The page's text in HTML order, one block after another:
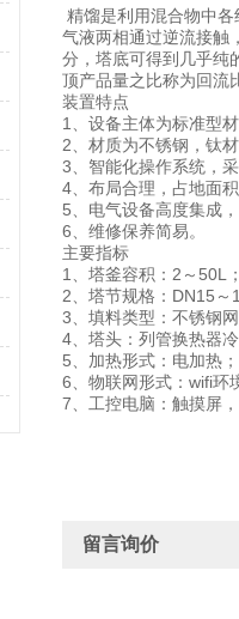
精馏是利用混合物中
气液两相通过逆流接触
分，塔底可得到几乎纯
顶产品量之比称为回流
装置特点
1、设备主体为标准型
2、材质为不锈钢，钛
3、智能化操作系统，
4、布局合理，占地面
5、电气设备高度集成
6、维修保养简易。
主要指标
1、塔釜容积：2～50L
2、塔节规格：DN15
3、填料类型：不锈钢
4、塔头：列管换热器
5、加热形式：电加热；
6、物联网形式：wifi环
7、工控电脑：触摸屏
留言询价